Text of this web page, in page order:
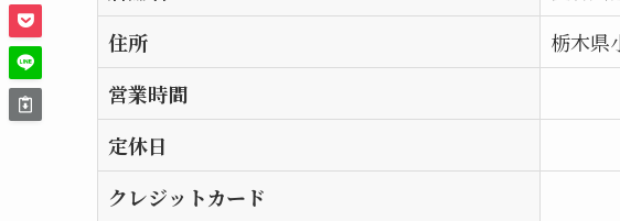
住所
栃木県
営業時間
定休日
クレジットカード